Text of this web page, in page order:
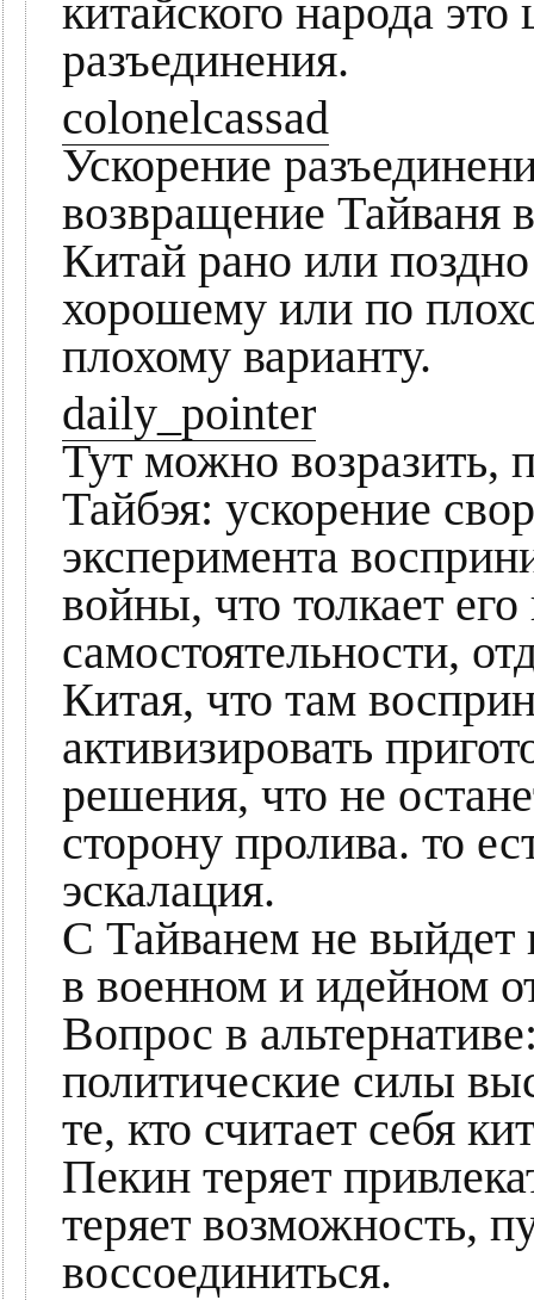
китайского народа
разъединения.
colonelcassad
Ускорение
возвращение Тайваня
Китай рано или
хорошему или по
плохому варианту.
daily_pointer
Тут можно возразить,
Тайбэя: ускорение
эксперимента
войны, что толкает
самостоятельности,
Китая, что там
активизировать
решения, что не
сторону пролива. то
эскалация.
С Тайванем не
в военном и идейном
Вопрос в
политические силы
те, кто считает себя
Пекин теряет
теряет возможность,
воссоединиться.